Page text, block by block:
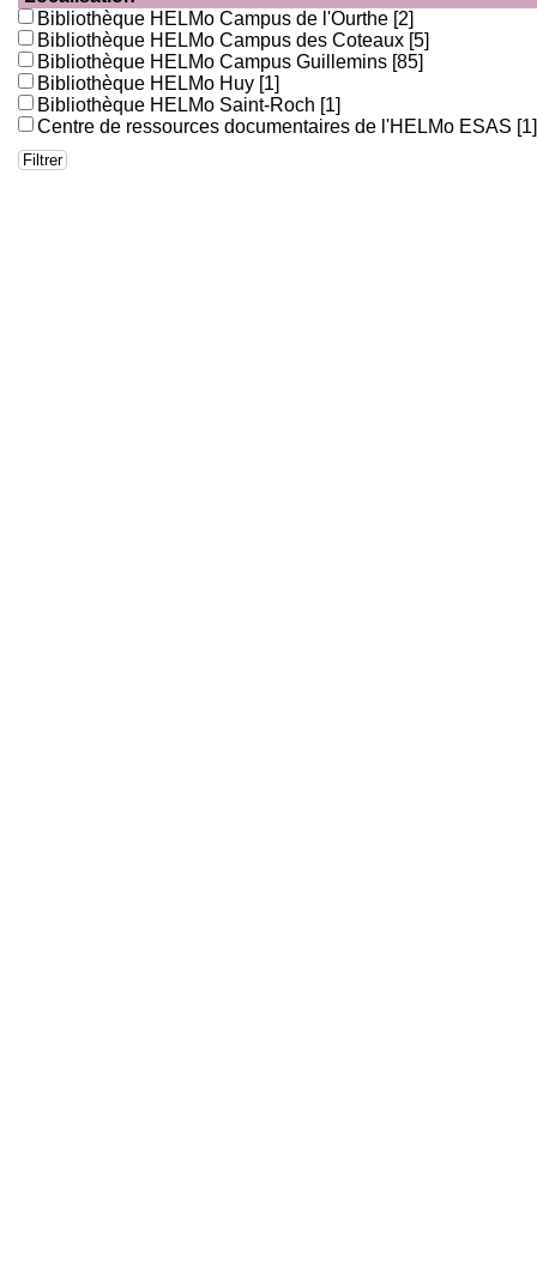
Bibliothèque HELMo Campus de l'Ourthe [2]
Bibliothèque HELMo Campus des Coteaux [5]
Bibliothèque HELMo Campus Guillemins [85]
Bibliothèque HELMo Huy [1]
Bibliothèque HELMo Saint-Roch [1]
Centre de ressources documentaires de l'HELMo ESAS [1]